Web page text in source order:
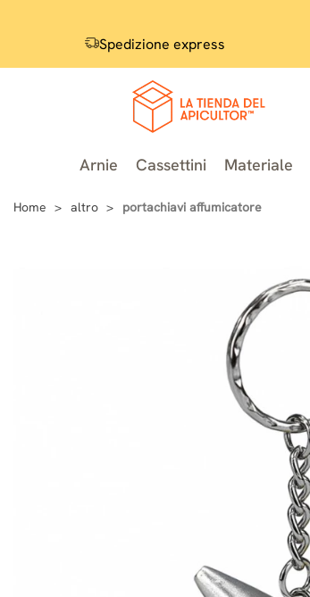
Spedizione express
Arnie Cassettini Materiale
Home altro portachiavi affumicatore